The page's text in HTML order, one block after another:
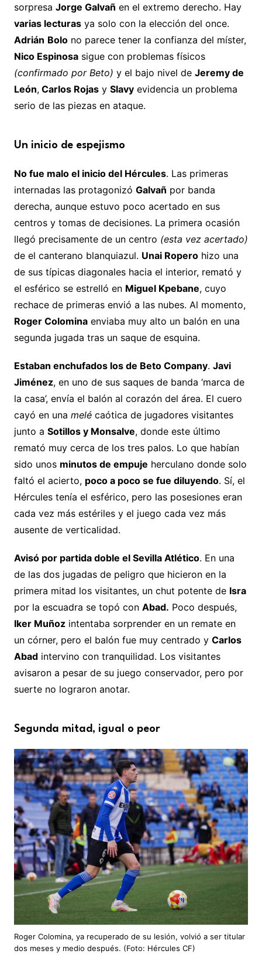
sorpresa Jorge Galvañ en el extremo derecho. Hay
varias lecturasya solo con la elección del once.
Adrián Bolono parece tener la confianza del míster,
Nico Espinosasigue con problemas físicos
(confirmado por Beto) y el bajo nivel de Jeremy de
León,Carlos Rojasy Slavyevidencia un problema
serio de las piezas en ataque.
Un inicio de espejismo
No fue malo el inicio del Hércules. Las primeras
internadas las protagonizó Galvañ por banda
derecha, aunque estuvo poco acertado en sus
centros y tomas de decisiones. La primera ocasión
llegó precisamente de un centro (esta vez acertado)
de el canterano blanquiazul. Unai Roperohizo una
de sus típicas diagonales hacia el interior, remató y
el esférico se estrelló en Miguel Kpebane, cuyo
rechace de primeras envió a las nubes. Al momento,
Roger Colominaenviaba muy alto un balón en una
segunda jugada tras un saque de esquina.
Estaban enchufados los de Beto Company. Javi
Jiménez, en uno de sus saques de banda ‘marca de
la casa’, envía el balón al corazón del área. El cuero
cayó en una melécaótica de jugadores visitantes
junto a Sotillos y Monsalve, donde este último
remató muy cerca de los tres palos. Lo que habían
sido unos minutos de empuje herculano donde solo
faltó el acierto, poco a poco se fue diluyendo. Sí, el
Hércules tenía el esférico, pero las posesiones eran
cada vez más estériles y el juego cada vez más
ausente de verticalidad.
Avisó por partida doble el Sevilla Atlético. En una
de las dos jugadas de peligro que hicieron en la
primera mitad los visitantes, un chut potente de Isra
por la escuadra se topó con Abad. Poco después,
Iker Muñozintentaba sorprender en un remate en
un córner, pero el balón fue muy centrado y Carlos
Abadintervino con tranquilidad. Los visitantes
avisaron a pesar de su juego conservador, pero por
suerte no lograron anotar.
Segunda mitad, igual o peor
Roger Colomina, ya recuperado de su lesión, volvió a ser titular
dos meses y medio después. (Foto: Hércules CF)